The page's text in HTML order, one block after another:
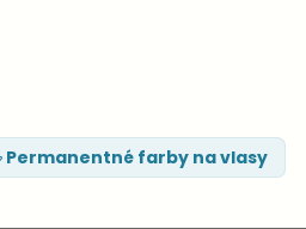
Permanentné farby na vlasy